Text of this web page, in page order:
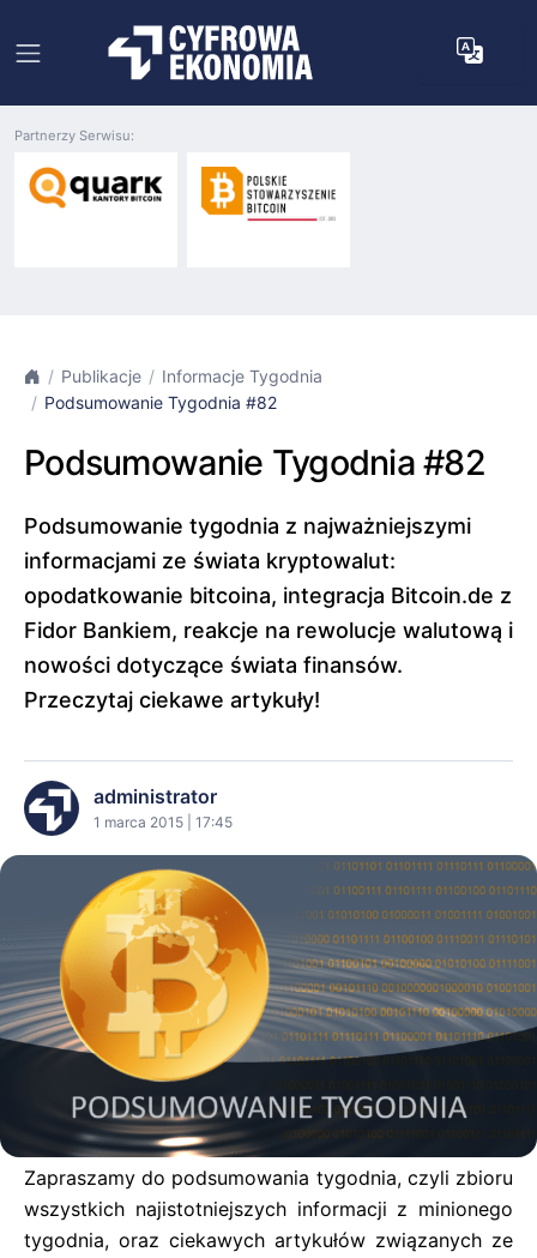
Partnerzy Serwisu:
Publikacje
Informacje Tygodnia
Podsumowanie Tygodnia #82
Podsumowanie Tygodnia #82
Podsumowanie tygodnia z najważniejszymi
informacjami ze świata kryptowalut:
opodatkowanie bitcoina, integracja Bitcoin.de z
Fidor Bankiem, reakcje na rewolucje walutową i
nowości dotyczące świata finansów.
Przeczytaj ciekawe artykuły!
administrator
1 marca 2015 | 17:45
Zapraszamy do podsumowania tygodnia, czyli zbioru
wszystkich najistotniejszych informacji z minionego
tygodnia, oraz ciekawych artykułów związanych ze